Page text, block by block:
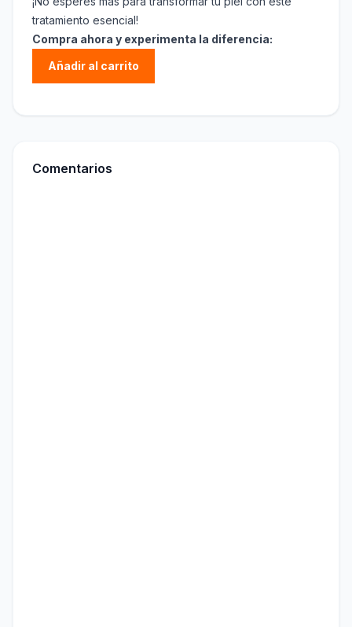
tratamiento esencial!
Compra ahora y experimenta la diferencia:
Añadir al carrito
Comentarios